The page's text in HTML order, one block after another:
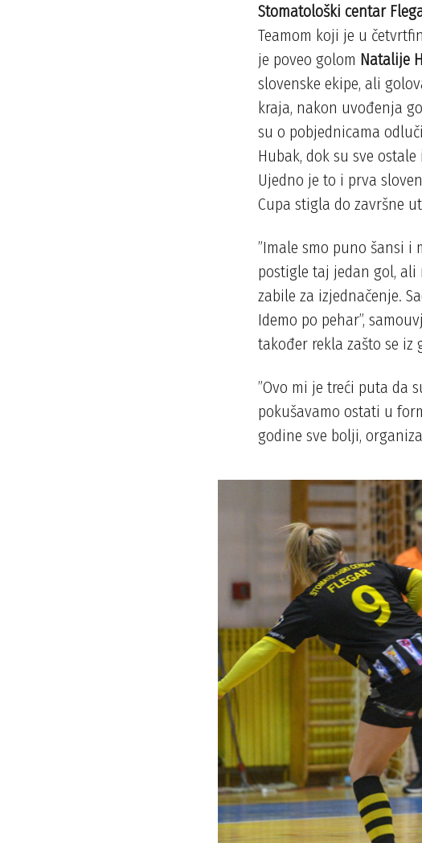
Stomatološki centar
Teamom koji je u
je poveo golom Natalije
slovenske ekipe, ali
kraja, nakon uvođenja
su o pobjednicama
Hubak, dok su sve
Ujedno je to i prva
Cupa stigla do završne
”Imale smo puno šansi i
postigle taj jedan gol, ali
zabile za izjednačenje.
Idemo po pehar”,
također rekla zašto se iz
”Ovo mi je treći puta da
pokušavamo ostati u
godine sve bolji,